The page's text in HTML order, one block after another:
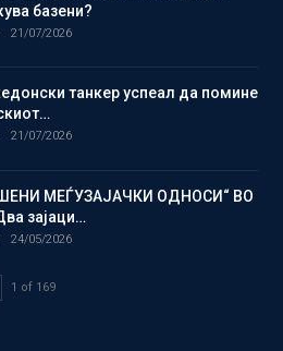
базени?
21/07/2026
танкер успеал да помине
21/07/2026
МЕЃУЗАЈАЧКИ ОДНОСИ“ ВО
зајаци…
24/05/2026
1 of 169